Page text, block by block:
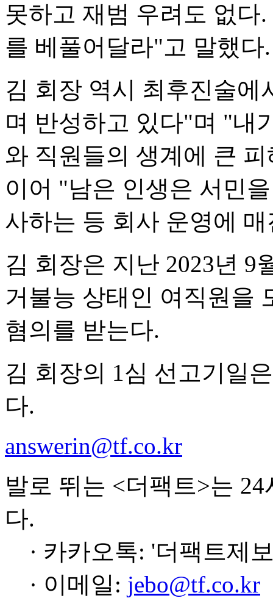
못하고 재범 우려도 없다
를 베풀어달라"고 말했다.
김 회장 역시 최후진술
며 반성하고 있다"며 "내
와 직원들의 생계에 큰
이어 "남은 인생은 서민
사하는 등 회사 운영에
김 회장은 지난 2023년 9
거불능 상태인 여직원을
혐의를 받는다.
김 회장의 1심 선고기일
다.
answerin@tf.co.kr
발로 뛰는 <더팩트>는
다.
· 카카오톡: '더팩트제
· 이메일: jebo@tf.co.kr